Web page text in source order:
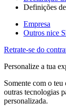
Definições
Empresa
Outros nice
Retrate-se do
Personalize a tua
Somente com o
outras tecnologias
personalizada.